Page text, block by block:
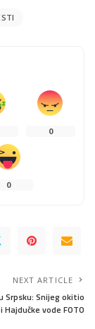
0
0
NEXT ARTICLE
Srpsku: Snijeg okitio
Hajdučke vode FOTO